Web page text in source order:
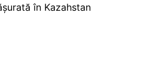
în Kazahstan